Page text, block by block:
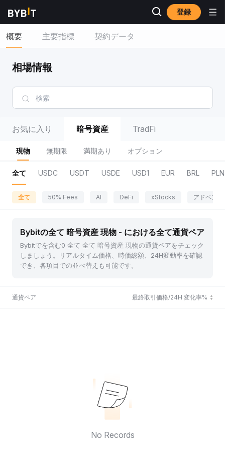
登録
概要 主要指標 契約データ
相場情報
お気に入り 暗号資産 TradFi
現物 無期限 満期あり オプション
全て USDC USDT USDE USD1 EUR BRL PLN
全て 50% Fees AI DeFi xStocks アドベン
Bybitの全て 暗号資産 現物 - における全て通貨ペア
Bybitでを含む0 全て 全て 暗号資産 現物の通貨ペアをチェック
しましょう。リアルタイム価格、時価総額、24H変動率を確認
でき、各項目での並べ替えも可能です。
通貨ペア 最終取引価格/24H 変化率%
No Records